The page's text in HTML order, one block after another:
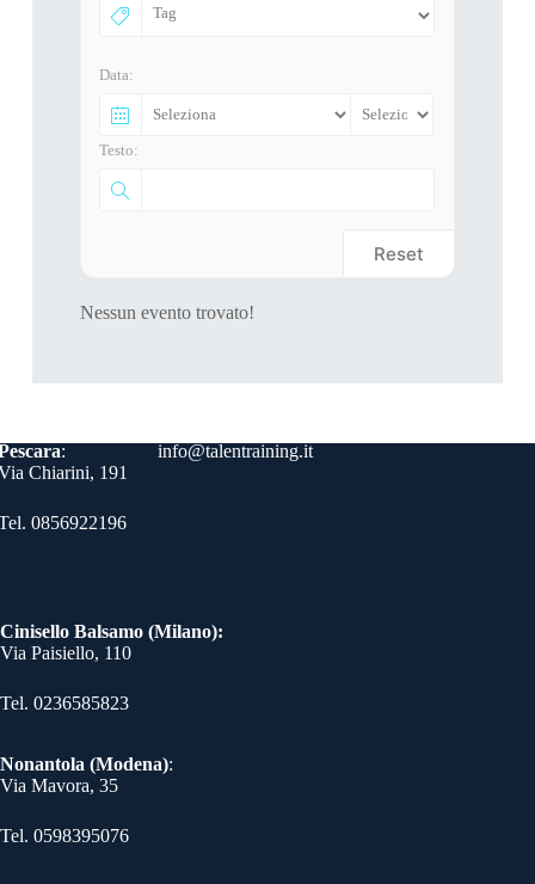
Data:
Testo:
Reset
Nessun evento trovato!
info@talentraining.it
:
Chiarini, 191
0856922196
Cinisello Balsamo (Milano):
Via Paisiello, 110
Tel. 0236585823​
Nonantola (Modena):
Via Mavora, 35
Tel. 0598395076​